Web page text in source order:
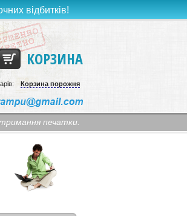
відбитків!
КОРЗИНА
Корзина порожня
печатки.